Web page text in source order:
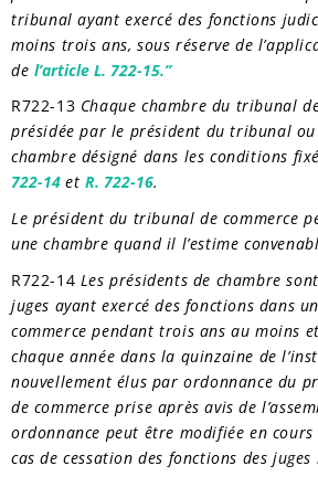
tribunal ayant exercé des fonctions
moins trois ans, sous réserve de
de l’article L. 722-15.”
R722-13 Chaque chambre du tribunal
présidée par le président du tribunal
chambre désigné dans les conditions
722-14 et R. 722-16.
Le président du tribunal de commerce
une chambre quand il l’estime
R722-14 Les présidents de chambre
juges ayant exercé des fonctions dans
commerce pendant trois ans au moins
chaque année dans la quinzaine de
nouvellement élus par ordonnance du
de commerce prise après avis de
ordonnance peut être modifiée en cours
cas de cessation des fonctions des